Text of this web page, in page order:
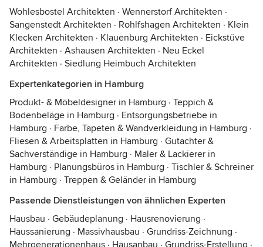
Wohlesbostel Architekten · Wennerstorf Architekten ·
Sangenstedt Architekten · Rohlfshagen Architekten · Klein
Klecken Architekten · Klauenburg Architekten · Eickstüve
Architekten · Ashausen Architekten · Neu Eckel
Architekten · Siedlung Heimbuch Architekten
Expertenkategorien in Hamburg
Produkt- & Möbeldesigner in Hamburg · Teppich &
Bodenbeläge in Hamburg · Entsorgungsbetriebe in
Hamburg · Farbe, Tapeten & Wandverkleidung in Hamburg ·
Fliesen & Arbeitsplatten in Hamburg · Gutachter &
Sachverständige in Hamburg · Maler & Lackierer in
Hamburg · Planungsbüros in Hamburg · Tischler & Schreiner
in Hamburg · Treppen & Geländer in Hamburg
Passende Dienstleistungen von ähnlichen Experten
Hausbau · Gebäudeplanung · Hausrenovierung ·
Haussanierung · Massivhausbau · Grundriss-Zeichnung ·
Mehrgenerationenhaus · Hausanbau · Grundriss-Erstellung ·